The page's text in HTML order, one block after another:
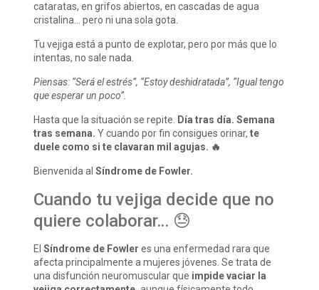
cataratas, en grifos abiertos, en cascadas de agua
cristalina… pero ni una sola gota.
Tu vejiga está a punto de explotar, pero por más que lo
intentas, no sale nada.
Piensas: “Será el estrés”, “Estoy deshidratada”, “Igual tengo
que esperar un poco”.
Hasta que la situación se repite.
Día tras día. Semana
tras semana. Y cuando por fin consigues orinar, te
duele como si te clavaran mil agujas. 🔥
Bienvenida al Síndrome de Fowler.
Cuando tu vejiga decide que no
quiere colaborar… 😓
El Síndrome de Fowler es una enfermedad rara que
afecta principalmente a mujeres jóvenes. Se trata de
una disfunción neuromuscular que impide vaciar la